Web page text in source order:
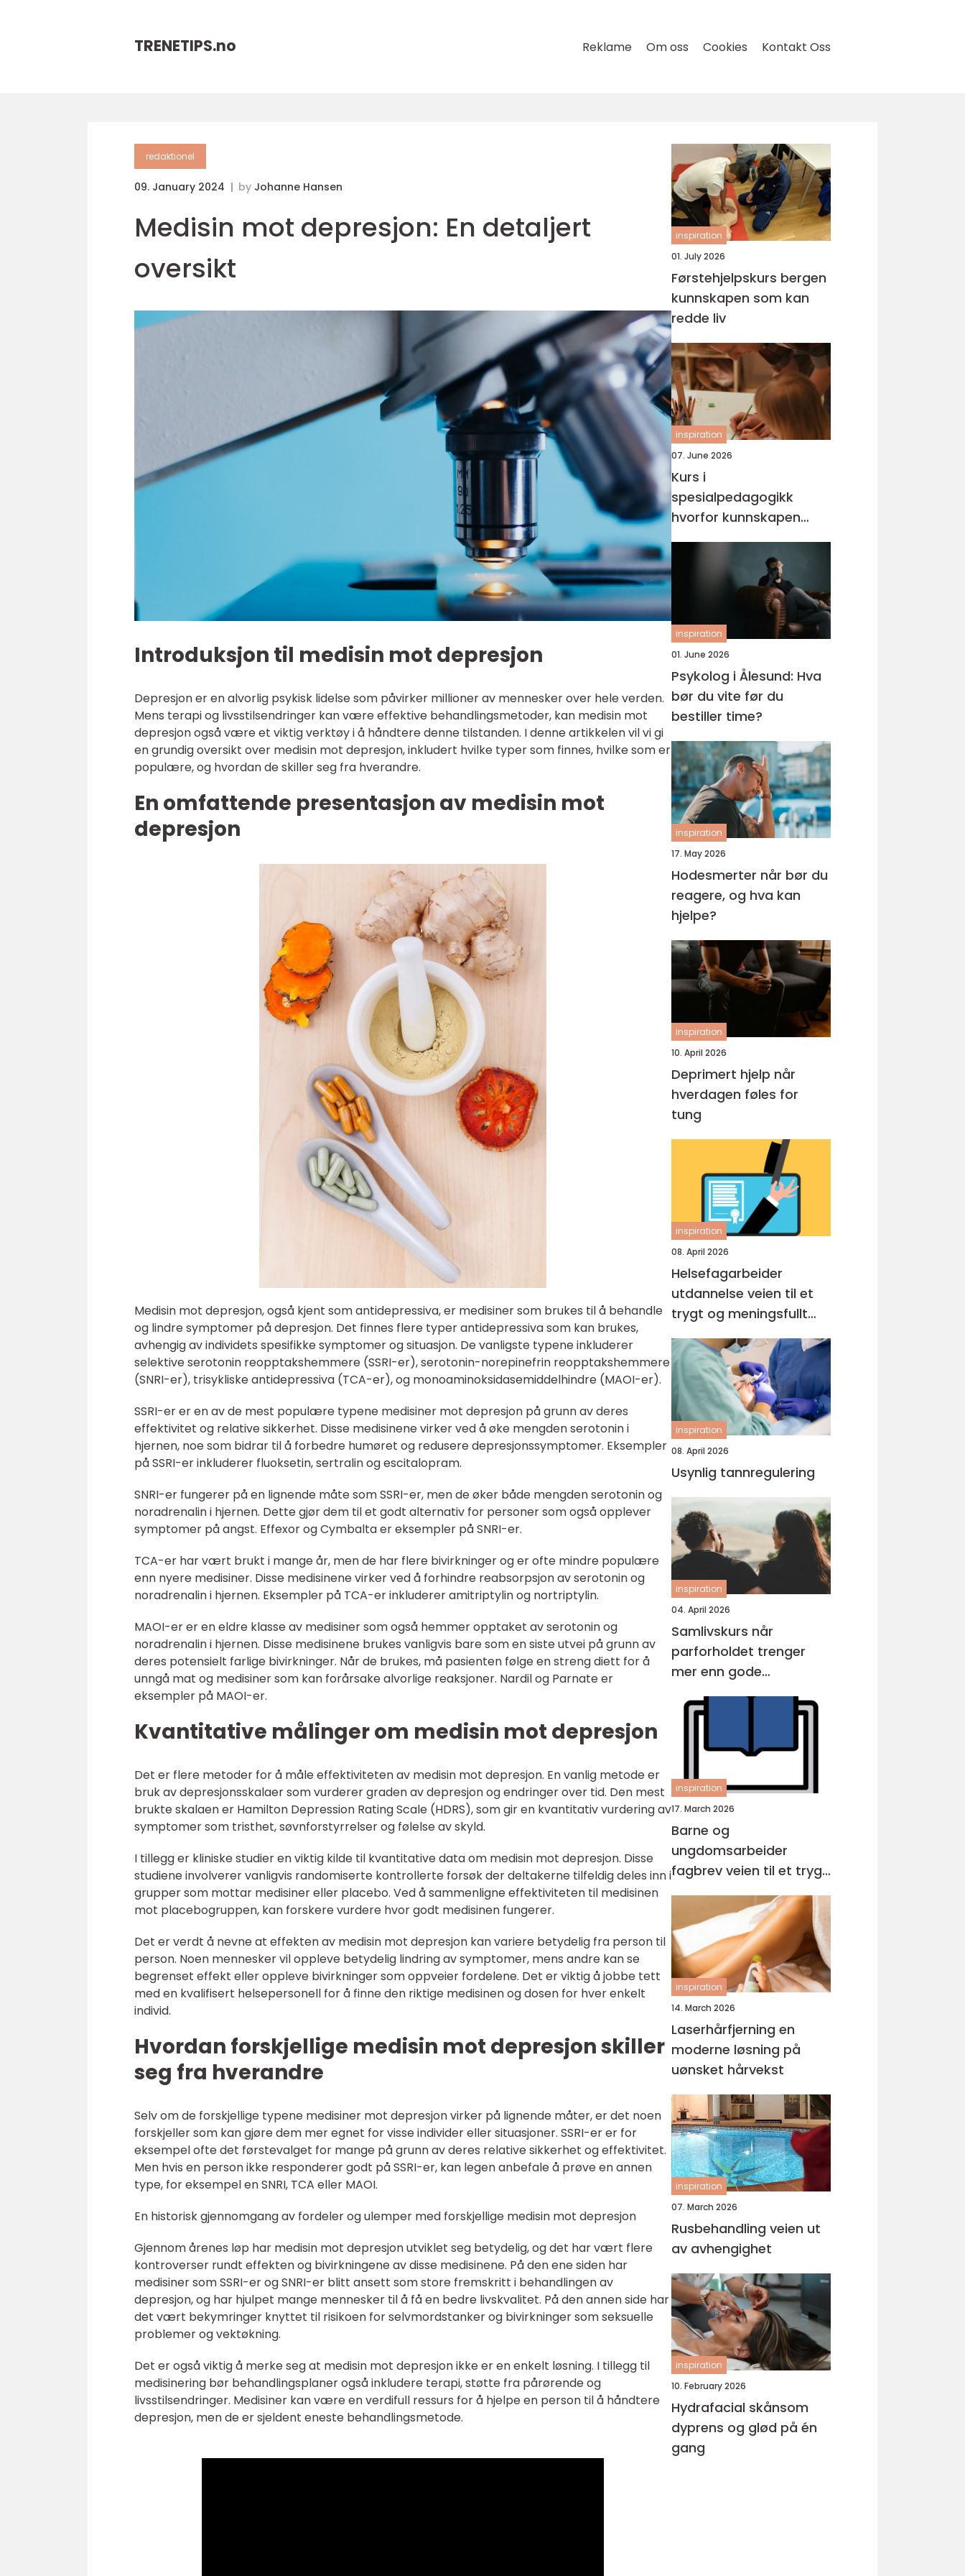
TRENETIPS.no Reklame Om oss Cookies Kontakt Oss
redaktionel
09. January 2024 by Johanne Hansen
Medisin mot depresjon: En detaljert
oversikt
Introduksjon til medisin mot depresjon
Depresjon er en alvorlig psykisk lidelse som påvirker millioner av mennesker over hele verden.
Mens terapi og livsstilsendringer kan være effektive behandlingsmetoder, kan medisin mot
depresjon også være et viktig verktøy i å håndtere denne tilstanden. I denne artikkelen vil vi gi
en grundig oversikt over medisin mot depresjon, inkludert hvilke typer som finnes, hvilke som er
populære, og hvordan de skiller seg fra hverandre.
En omfattende presentasjon av medisin mot
depresjon
Medisin mot depresjon, også kjent som antidepressiva, er medisiner som brukes til å behandle
og lindre symptomer på depresjon. Det finnes flere typer antidepressiva som kan brukes,
avhengig av individets spesifikke symptomer og situasjon. De vanligste typene inkluderer
selektive serotonin reopptakshemmere (SSRI-er), serotonin-norepinefrin reopptakshemmere
(SNRI-er), trisykliske antidepressiva (TCA-er), og monoaminoksidasemiddelhindre (MAOI-er).
SSRI-er er en av de mest populære typene medisiner mot depresjon på grunn av deres
effektivitet og relative sikkerhet. Disse medisinene virker ved å øke mengden serotonin i
hjernen, noe som bidrar til å forbedre humøret og redusere depresjonssymptomer. Eksempler
på SSRI-er inkluderer fluoksetin, sertralin og escitalopram.
SNRI-er fungerer på en lignende måte som SSRI-er, men de øker både mengden serotonin og
noradrenalin i hjernen. Dette gjør dem til et godt alternativ for personer som også opplever
symptomer på angst. Effexor og Cymbalta er eksempler på SNRI-er.
TCA-er har vært brukt i mange år, men de har flere bivirkninger og er ofte mindre populære
enn nyere medisiner. Disse medisinene virker ved å forhindre reabsorpsjon av serotonin og
noradrenalin i hjernen. Eksempler på TCA-er inkluderer amitriptylin og nortriptylin.
MAOI-er er en eldre klasse av medisiner som også hemmer opptaket av serotonin og
noradrenalin i hjernen. Disse medisinene brukes vanligvis bare som en siste utvei på grunn av
deres potensielt farlige bivirkninger. Når de brukes, må pasienten følge en streng diett for å
unngå mat og medisiner som kan forårsake alvorlige reaksjoner. Nardil og Parnate er
eksempler på MAOI-er.
Kvantitative målinger om medisin mot depresjon
Det er flere metoder for å måle effektiviteten av medisin mot depresjon. En vanlig metode er
bruk av depresjonsskalaer som vurderer graden av depresjon og endringer over tid. Den mest
brukte skalaen er Hamilton Depression Rating Scale (HDRS), som gir en kvantitativ vurdering av
symptomer som tristhet, søvnforstyrrelser og følelse av skyld.
I tillegg er kliniske studier en viktig kilde til kvantitative data om medisin mot depresjon. Disse
studiene involverer vanligvis randomiserte kontrollerte forsøk der deltakerne tilfeldig deles inn i
grupper som mottar medisiner eller placebo. Ved å sammenligne effektiviteten til medisinen
mot placebogruppen, kan forskere vurdere hvor godt medisinen fungerer.
Det er verdt å nevne at effekten av medisin mot depresjon kan variere betydelig fra person til
person. Noen mennesker vil oppleve betydelig lindring av symptomer, mens andre kan se
begrenset effekt eller oppleve bivirkninger som oppveier fordelene. Det er viktig å jobbe tett
med en kvalifisert helsepersonell for å finne den riktige medisinen og dosen for hver enkelt
individ.
Hvordan forskjellige medisin mot depresjon skiller
seg fra hverandre
Selv om de forskjellige typene medisiner mot depresjon virker på lignende måter, er det noen
forskjeller som kan gjøre dem mer egnet for visse individer eller situasjoner. SSRI-er er for
eksempel ofte det førstevalget for mange på grunn av deres relative sikkerhet og effektivitet.
Men hvis en person ikke responderer godt på SSRI-er, kan legen anbefale å prøve en annen
type, for eksempel en SNRI, TCA eller MAOI.
En historisk gjennomgang av fordeler og ulemper med forskjellige medisin mot depresjon
Gjennom årenes løp har medisin mot depresjon utviklet seg betydelig, og det har vært flere
kontroverser rundt effekten og bivirkningene av disse medisinene. På den ene siden har
medisiner som SSRI-er og SNRI-er blitt ansett som store fremskritt i behandlingen av
depresjon, og har hjulpet mange mennesker til å få en bedre livskvalitet. På den annen side har
det vært bekymringer knyttet til risikoen for selvmordstanker og bivirkninger som seksuelle
problemer og vektøkning.
Det er også viktig å merke seg at medisin mot depresjon ikke er en enkelt løsning. I tillegg til
medisinering bør behandlingsplaner også inkludere terapi, støtte fra pårørende og
livsstilsendringer. Medisiner kan være en verdifull ressurs for å hjelpe en person til å håndtere
depresjon, men de er sjeldent eneste behandlingsmetode.
inspiration
01. July 2026
Førstehjelpskurs bergen
kunnskapen som kan
redde liv
inspiration
07. June 2026
Kurs i
spesialpedagogikk
hvorfor kunnskapen
trengs mer enn noen
inspiration
01. June 2026
Psykolog i Ålesund: Hva
bør du vite før du
bestiller time?
inspiration
17. May 2026
Hodesmerter når bør du
reagere, og hva kan
hjelpe?
inspiration
10. April 2026
Deprimert hjelp når
hverdagen føles for
tung
inspiration
08. April 2026
Helsefagarbeider
utdannelse veien til et
trygt og meningsfullt
yrke
inspiration
08. April 2026
Usynlig tannregulering
inspiration
04. April 2026
Samlivskurs når
parforholdet trenger
mer enn gode
intensjoner
inspiration
17. March 2026
Barne og
ungdomsarbeider
fagbrev veien til et trygt
og viktig yrke
inspiration
14. March 2026
Laserhårfjerning en
moderne løsning på
uønsket hårvekst
inspiration
07. March 2026
Rusbehandling veien ut
av avhengighet
inspiration
10. February 2026
Hydrafacial skånsom
dyprens og glød på én
gang